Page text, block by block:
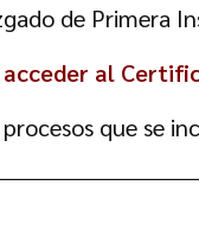
de Primera
al
que se